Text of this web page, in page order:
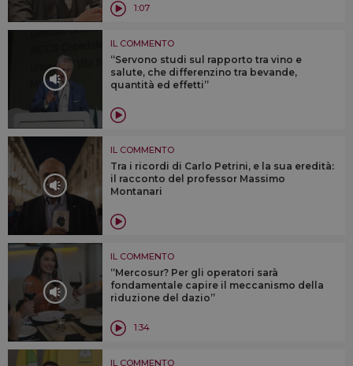
1:07
IL COMMENTO
“Servono studi sul rapporto tra vino e
salute, che differenzino tra bevande,
quantità ed effetti”
IL COMMENTO
Tra i ricordi di Carlo Petrini, e la sua eredità:
il racconto del professor Massimo
Montanari
IL COMMENTO
“Mercosur? Per gli operatori sarà
fondamentale capire il meccanismo della
riduzione del dazio”
1:34
IL COMMENTO